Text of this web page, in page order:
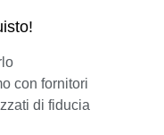
con fornitori
di fiducia